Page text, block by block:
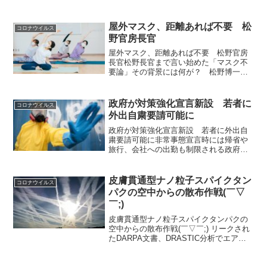
コロナウイルス
屋外マスク、距離あれば不要 松
野官房長官
屋外マスク、距離あれば不要 松野官房
長官松野長官まで言い始めた「マスク不
要論」その背景には何が？ 松野博一官
との距離が十分取れれば、屋外では必ず
しも必要ない。特に気温...
コロナウイルス
政府が対策強化宣言新設 若者に
外出自粛要請可能に
政府が対策強化宣言新設 若者に外出自
粛要請可能に非常事態宣言時には帰省や
旅行、会社への出勤も制限される政府は
策を強化するための仕組み「対策強化宣
言」を新設すると発表した...
コロナウイルス
皮膚貫通型ナノ粒子スパイクタン
パクの空中からの散布作戦(￣▽
￣;)
皮膚貫通型ナノ粒子スパイクタンパクの
空中からの散布作戦(￣▽￣;) リークされ
たDARPA文書、DRASTIC分析でエアロ